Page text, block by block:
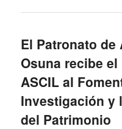
El Patronato de
Osuna recibe el
ASCIL al
Investigación y
del Patrimonio